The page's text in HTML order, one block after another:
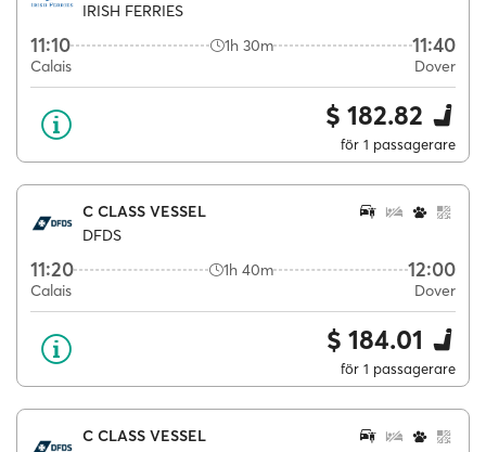
IRISH FERRIES
11:10 1h 30m 11:40
Calais Dover
$ 182.82
för 1 passagerare
C CLASS VESSEL
DFDS
11:20 1h 40m 12:00
Calais Dover
$ 184.01
för 1 passagerare
C CLASS VESSEL